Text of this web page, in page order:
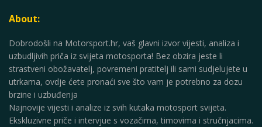
About:
Dobrodošli na Motorsport.hr, vaš glavni izvor vijesti, analiza i
uzbudljivih priča iz svijeta motosporta! Bez obzira jeste li
strastveni obožavatelj, povremeni pratitelj ili sami sudjelujete u
utrkama, ovdje ćete pronaći sve što vam je potrebno za dozu
brzine i uzbuđenja
Najnovije vijesti i analize iz svih kutaka motosport svijeta.
Ekskluzivne priče i intervjue s vozačima, timovima i stručnjacima.